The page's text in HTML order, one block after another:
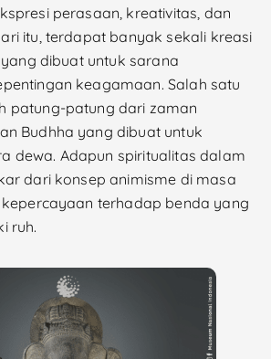
perasaan, kreativitas, dan
itu, terdapat banyak sekali kreasi
dibuat untuk sarana
keagamaan. Salah satu
patung-patung dari zaman
Budhha yang dibuat untuk
dewa. Adapun spiritualitas dalam
dari konsep animisme di masa
terhadap benda yang
ruh.